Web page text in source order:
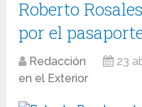
Roberto
por el
Redacción 23
en el Exterior